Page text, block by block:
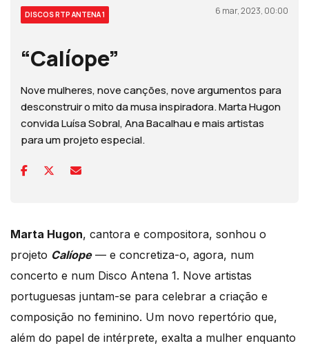
DISCOS RTP ANTENA 1 6 mar, 2023, 00:00
“Calíope”
Nove mulheres, nove canções, nove argumentos para
desconstruir o mito da musa inspiradora. Marta Hugon
convida Luísa Sobral, Ana Bacalhau e mais artistas
para um projeto especial.
Marta Hugon, cantora e compositora, sonhou o
projeto Calíope— e concretiza-o, agora, num
concerto e num Disco Antena 1. Nove artistas
portuguesas juntam-se para celebrar a criação e
composição no feminino. Um novo repertório que,
além do papel de intérprete, exalta a mulher enquanto